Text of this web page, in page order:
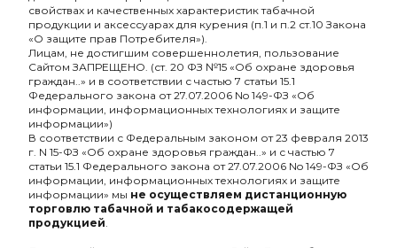
ХИТ ХИТ
свойствах и качественных характеристик табачной
продукции и аксессуарах для курения (п.1 и п.2 ст.10 Закона
«О защите прав Потребителя»).
Лицам, не достигшим совершеннолетия, пользование
Сайтом ЗАПРЕЩЕНО. (ст. 20 ФЗ №15 «Об охране здоровья
граждан..» и в соответствии с частью 7 статьи 15.1
Федерального закона от 27.07.2006 No 149-ФЗ «Об
информации, информационных технологиях и защите
информации»)
В соответствии с Федеральным законом от 23 февраля 2013
г. N 15-ФЗ «Об охране здоровья граждан..» и с частью 7
статьи 15.1 Федерального закона от 27.07.2006 No 149-ФЗ «Об
информации, информационных технологиях и защите
информации» мы не осуществляем дистанционную
торговлю табачной и табакосодержащей
продукцией.